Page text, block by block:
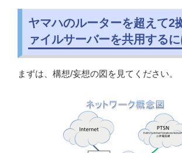
ヤマハのルーターを超えて2
ァイルサーバーを共用する
まずは、構想/妄想の図を見てください。